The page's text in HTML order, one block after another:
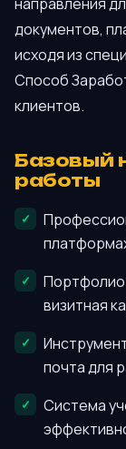
документов,
исходя из
Способ
клиентов.
Базовый
работы
Портфолио
визитная
почта для
Система